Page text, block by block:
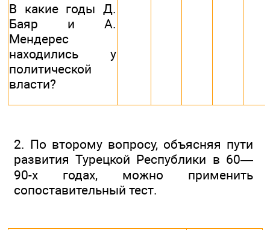
В какие годы Д.
Баяр и А.
Мендерес
находились у
политической
власти?
2. По второму вопросу, объясняя пути
развития Турецкой Республики в 60—
90-х годах, можно применить
сопоставительный тест.